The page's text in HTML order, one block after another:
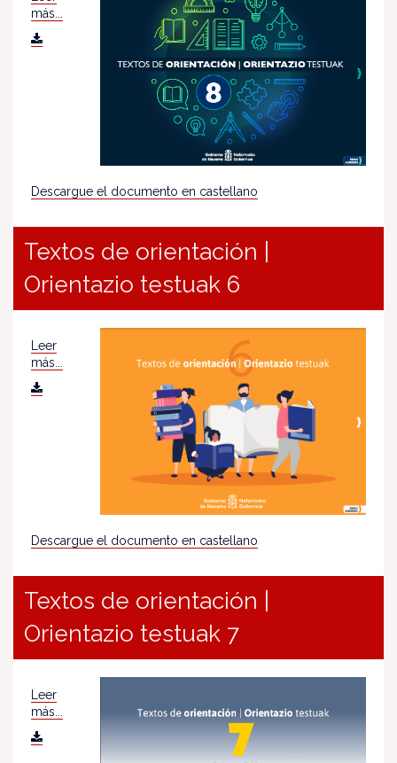
más...
Descargue el documento en castellano
Textos de orientación |
Orientazio testuak 6
Leer
más...
Descargue el documento en castellano
Textos de orientación |
Orientazio testuak 7
Leer
más...